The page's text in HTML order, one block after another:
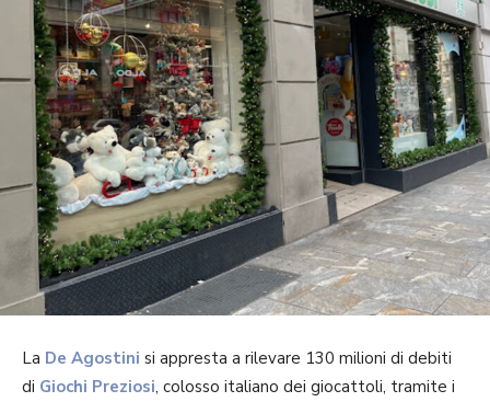
La De Agostini si appresta a rilevare 130 milioni di debiti
di Giochi Preziosi, colosso italiano dei giocattoli, tramite i